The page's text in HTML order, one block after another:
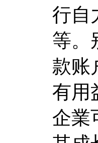
行自
等。
款账
有用
企業